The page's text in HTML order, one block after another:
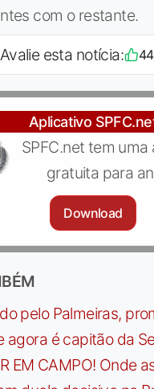
com o restante.
Avalie esta notícia: 44
Aplicativo
SPFC.net tem
gratuita para
Download
pelo Palmeiras,
agora é capitão da
EM CAMPO! Onde